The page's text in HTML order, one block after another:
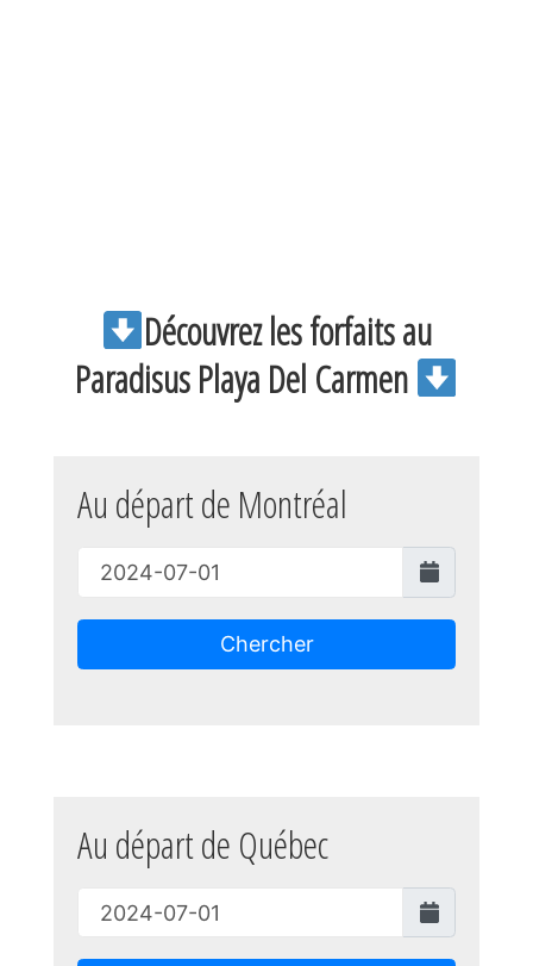
Découvrez les forfaits au
Paradisus Playa Del Carmen
Au départ de Montréal
Chercher
Au départ de Québec